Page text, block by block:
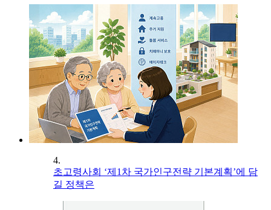
4.
초고령사회 ‘제1차 국가인구전략 기본계획’에 담
길 정책은